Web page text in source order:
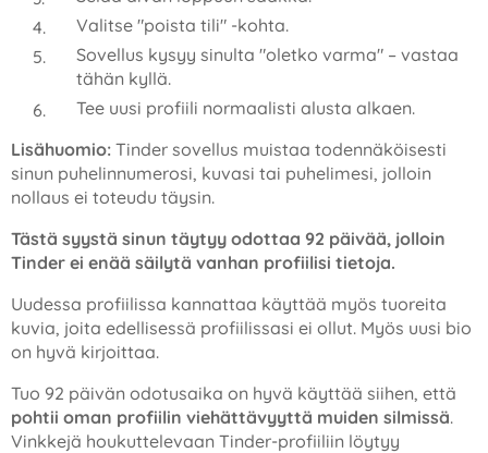
Valitse "poista tili" -kohta.
Sovellus kysyy sinulta "oletko varma" – vastaa
tähän kyllä.
Tee uusi profiili normaalisti alusta alkaen.
Lisähuomio: Tinder sovellus muistaa todennäköisesti
sinun puhelinnumerosi, kuvasi tai puhelimesi, jolloin
nollaus ei toteudu täysin.
Tästä syystä sinun täytyy odottaa 92 päivää, jolloin
Tinder ei enää säilytä vanhan profiilisi tietoja.
Uudessa profiilissa kannattaa käyttää myös tuoreita
kuvia, joita edellisessä profiilissasi ei ollut. Myös uusi bio
on hyvä kirjoittaa.
Tuo 92 päivän odotusaika on hyvä käyttää siihen, että
pohtii oman profiilin viehättävyyttä muiden silmissä.
Vinkkejä houkuttelevaan Tinder-profiiliin löytyy